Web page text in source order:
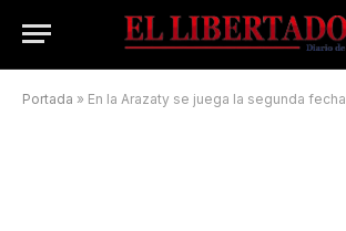
Portada » En la Arazaty se juega la segunda fecha